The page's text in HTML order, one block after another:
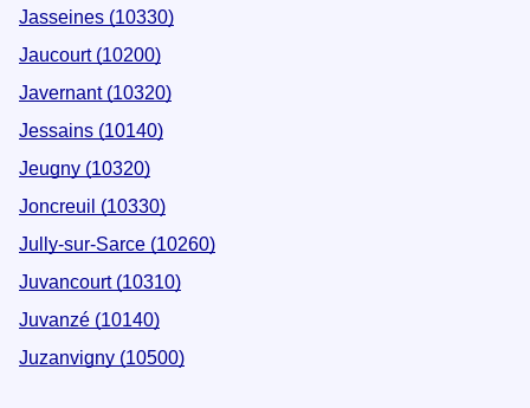
Jasseines (10330)
Jaucourt (10200)
Javernant (10320)
Jessains (10140)
Jeugny (10320)
Joncreuil (10330)
Jully-sur-Sarce (10260)
Juvancourt (10310)
Juvanzé (10140)
Juzanvigny (10500)